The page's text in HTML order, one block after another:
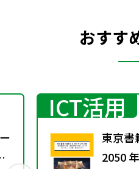
おすす
ICT活用
東京書
2050